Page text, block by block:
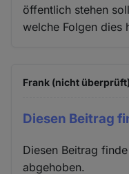
öffentlich stehen
welche Folgen dies
Frank (nicht überprüft)
Diesen Beitrag
Diesen Beitrag
abgehoben.